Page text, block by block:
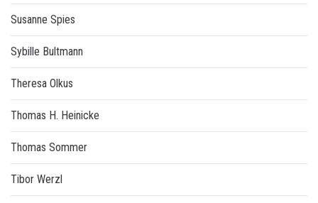
Susanne Spies
Sybille Bultmann
Theresa Olkus
Thomas H. Heinicke
Thomas Sommer
Tibor Werzl